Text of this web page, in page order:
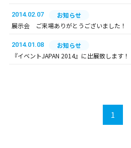
2014.02.07
お知らせ
展示会 ご来場ありがとうございました！
2014.01.08
お知らせ
『イベントJAPAN 2014』に出展致します！
1